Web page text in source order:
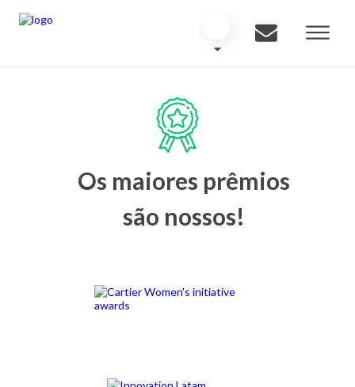
Os maiores prêmios
são nossos!